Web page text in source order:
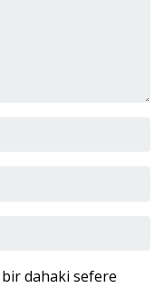
bir dahaki sefere